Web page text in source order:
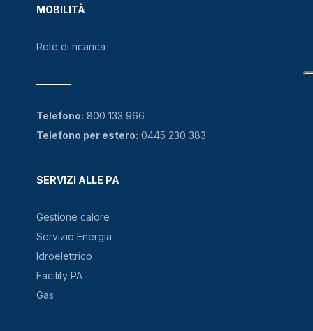
MOBILITÀ
Rete di ricarica
SERVIZI ALLE PA
Gestione calore
Servizio Energia
Idroelettrico
Facility PA
Gas
Telefono: 800 133 966
Telefono per estero: 0445 230 383